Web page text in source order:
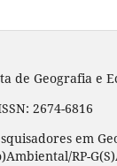
de Geografia e
2674-6816
em
RP-